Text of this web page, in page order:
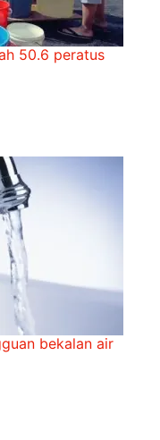
50.6 peratus
bekalan air